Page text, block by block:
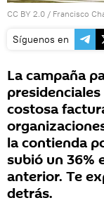
CC BY 2.0 / Francisco
Síguenos en
La campaña
costosa
la contienda
subió un 36%
anterior. Te
detrás.